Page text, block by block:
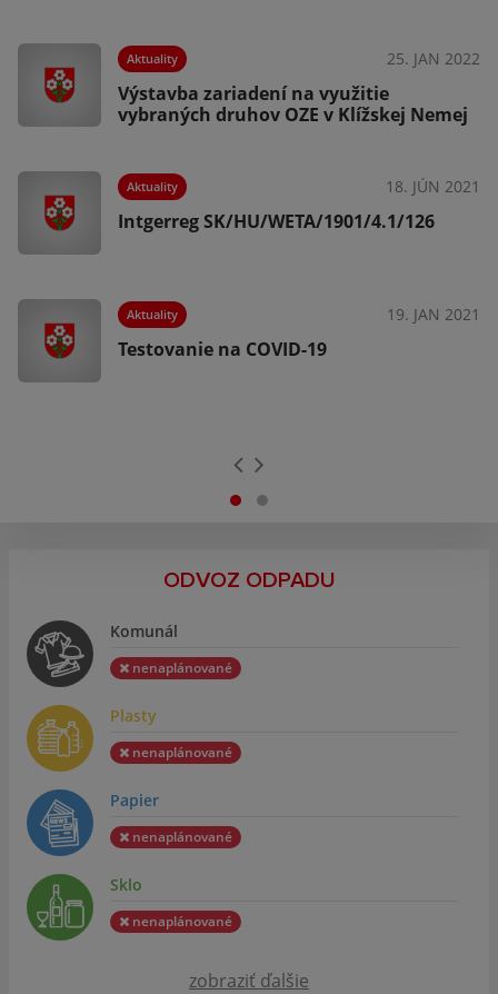
Aktuality 25. JAN 2022
Výstavba zariadení na využitie
vybraných druhov OZE v Klížskej Nemej
Aktuality 18. JÚN 2021
Intgerreg SK/HU/WETA/1901/4.1/126
Aktuality 19. JAN 2021
Testovanie na COVID-19
ODVOZ ODPADU
Komunál
nenaplánované
Plasty
nenaplánované
Papier
nenaplánované
Sklo
nenaplánované
zobraziť ďalšie